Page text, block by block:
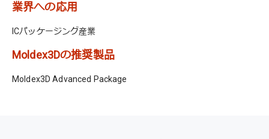
業界への応用
ICパッケージング産業
Moldex3Dの推奨製品
Moldex3D Advanced Package